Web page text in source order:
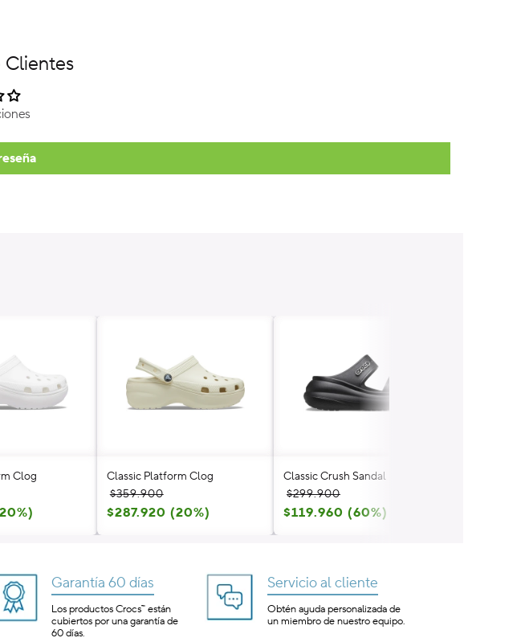
Clientes
Clog Classic Platform Clog
Precio
habitual
$359.900
Precio
de
$287.920 (20%)
Classic Crush Sandal
Precio
habitual
$299.900
Precio
de
$119.960 (60%)
Garantía 60 días
Los productos Crocs™ están
cubiertos por una garantía de
60 días.
Servicio al cliente
Obtén ayuda personalizada de
un miembro de nuestro equipo.